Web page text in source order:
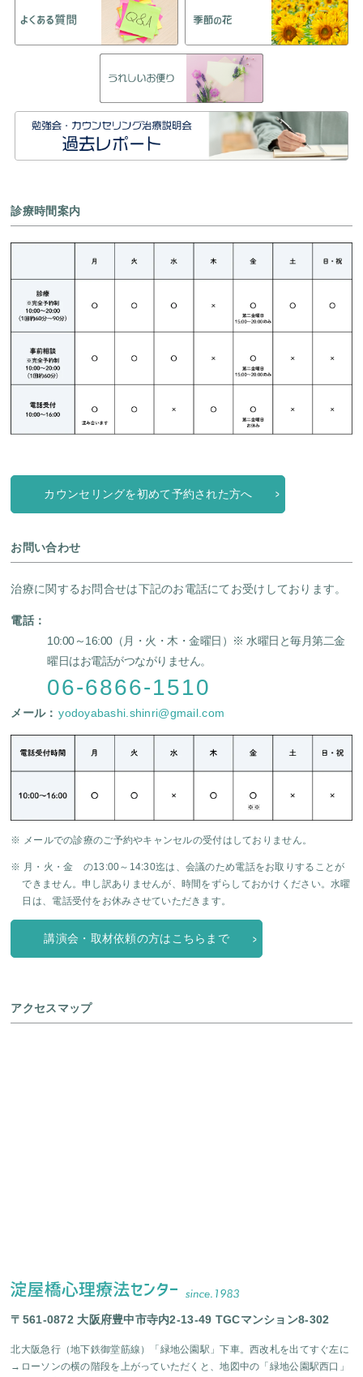
診療時間案内
カウンセリングを初めて予約された方へ
お問い合わせ
治療に関するお問合せは下記のお電話にてお受けしております。
電話：
10:00～16:00（月・火・木・金曜日）
※ 水曜日と毎月第二金
曜日はお電話がつながりません。
06-6866-1510
メール： yodoyabashi.shinri@gmail.com
※ メールでの診療のご予約やキャンセルの受付はしておりません。
※ 月・火・金 の13:00～14:30迄は、会議のため電話をお取りすることが
できません。申し訳ありませんが、時間をずらしておかけください。水曜
日は、電話受付をお休みさせていただきます。
講演会・取材依頼の方はこちらまで
アクセスマップ
〒561-0872 大阪府豊中市寺内2-13-49 TGCマンション8-302
北大阪急行（地下鉄御堂筋線）「緑地公園駅」下車。西改札を出てすぐ左に
→ローソンの横の階段を上がっていただくと、地図中の「緑地公園駅西口」